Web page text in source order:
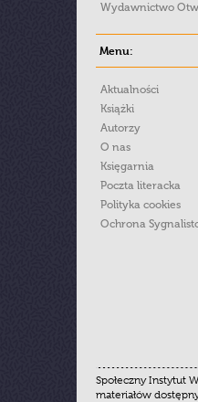
Wydawnictwo
Menu:
Aktualności
Książki
Autorzy
O nas
Księgarnia
Poczta literacka
Polityka cookies
Ochrona
Społeczny Instytut
materiałów